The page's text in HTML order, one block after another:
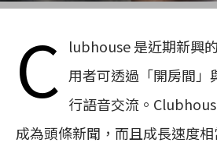
C lubhouse 是近期新興
用者可透過「開房間」
行語音交流。
成為頭條新聞，而且成長速度